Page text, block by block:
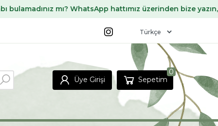
mı? WhatsApp hattımız üzerinden bize yazın, sizin
Üye Girişi Sepetim
0